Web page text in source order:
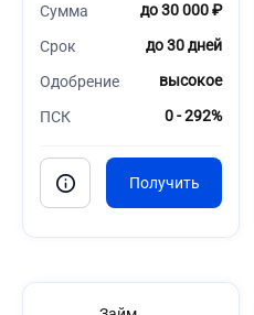
Сумма до 30 000 ₽
Срок до 30 дней
Одобрение высокое
ПСК 0 - 292%